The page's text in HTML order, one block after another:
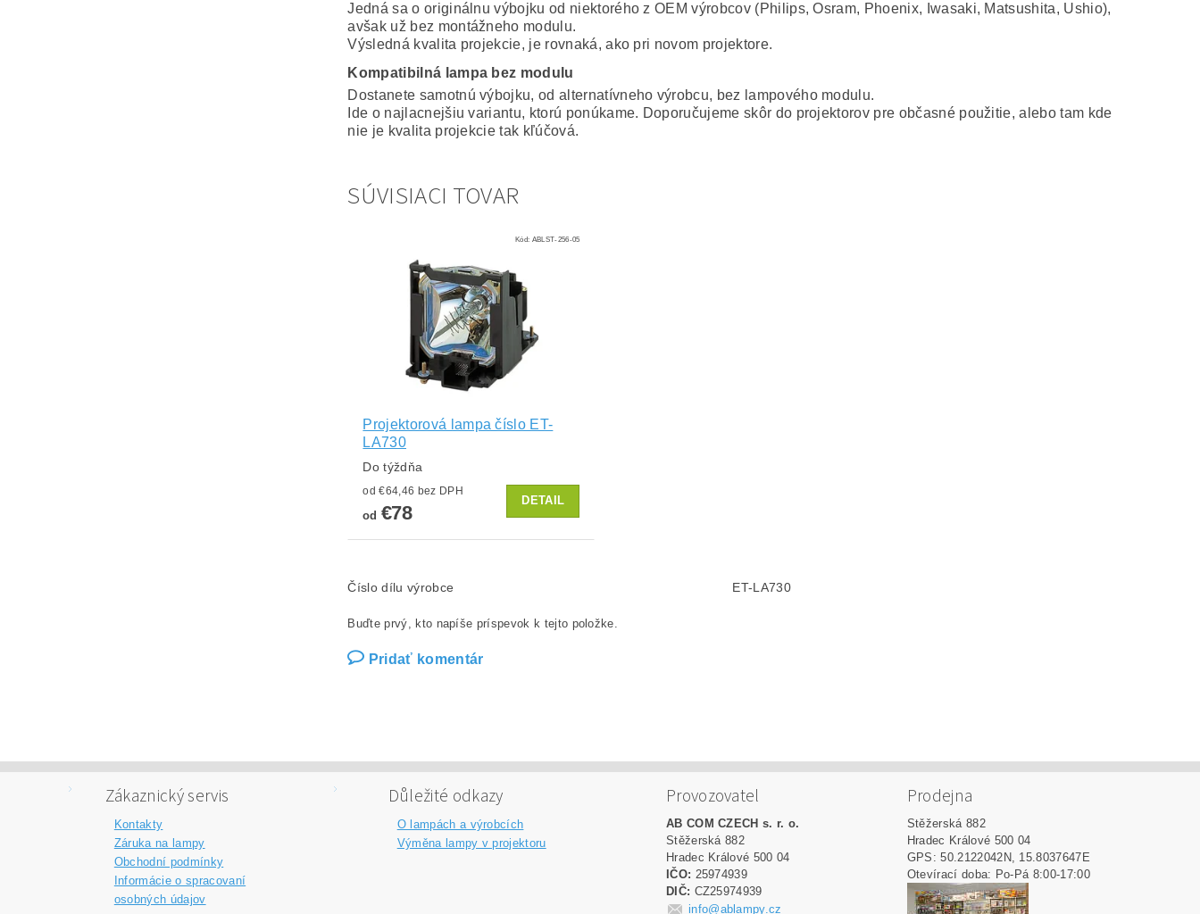
Jedná sa o originálnu výbojku od niektorého z OEM výrobcov (Philips, Osram, Phoenix, Iwasaki, Matsushita, Ushio),
avšak už bez montážneho modulu.
Výsledná kvalita projekcie, je rovnaká, ako pri novom projektore.
Kompatibilná lampa bez modulu
Dostanete samotnú výbojku, od alternatívneho výrobcu, bez lampového modulu.
Ide o najlacnejšiu variantu, ktorú ponúkame. Doporučujeme skôr do projektorov pre občasné použitie, alebo tam kde
nie je kvalita projekcie tak kľúčová.
SÚVISIACI TOVAR
Kód: ABLST-256-05
Projektorová lampa číslo ET-
LA730
Do týždňa
od €64,46 bez DPH
od €78
DETAIL
Číslo dílu výrobce ET-LA730
Buďte prvý, kto napíše príspevok k tejto položke.
Pridať komentár
Zákaznický servis
Kontakty
Záruka na lampy
Obchodní podmínky
Informácie o spracovaní
osobných údajov
Důležité odkazy
O lampách a výrobcích
Výměna lampy v projektoru
Provozovatel
AB COM CZECH s. r. o.
Stěžerská 882
Hradec Králové 500 04
IČO: 25974939
DIČ: CZ25974939
info@ablampy.cz
Prodejna
Stěžerská 882
Hradec Králové 500 04
GPS: 50.2122042N, 15.8037647E
Otevírací doba: Po-Pá 8:00-17:00